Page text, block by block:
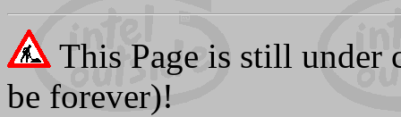
This Page is still
be forever)!